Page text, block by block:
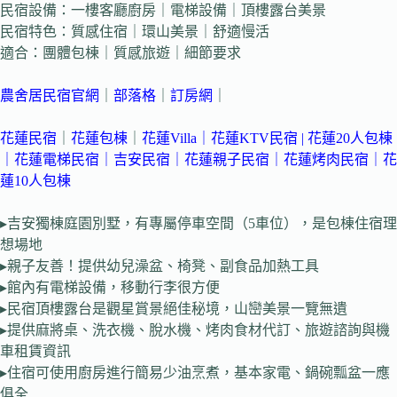
民宿設備：一樓客廳廚房｜電梯設備｜頂樓露台美景
民宿特色：質感住宿｜環山美景｜舒適慢活
適合：團體包棟｜質感旅遊｜細節要求
農舍居民宿官網 部落格 訂房網
花蓮民宿 花蓮包棟 花蓮Villa 花蓮KTV民宿 | 花蓮20人包棟
花蓮電梯民宿 吉安民宿 ｜花蓮親子民宿 花蓮烤肉民宿 ｜花
蓮10人包棟
▸吉安獨棟庭園別墅，有專屬停車空間（5車位），是包棟住宿理
想場地
▸親子友善！提供幼兒澡盆、椅凳、副食品加熱工具
▸館內有電梯設備，移動行李很方便
▸民宿頂樓露台是觀星賞景絕佳秘境，山巒美景一覽無遺
▸提供麻將桌、洗衣機、脫水機、烤肉食材代訂、旅遊諮詢與機
車租賃資訊
▸住宿可使用廚房進行簡易少油烹煮，基本家電、鍋碗瓢盆一應
俱全